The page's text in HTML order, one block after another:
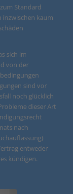
Standard
inzwischen kaum
sich im
von der
sind vor
noch glücklich
dieser Art
nach
entweder
kündigen.